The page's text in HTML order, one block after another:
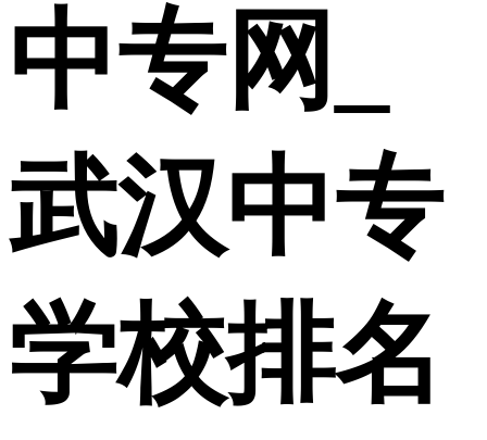
中专网_
武汉中专
学校排名